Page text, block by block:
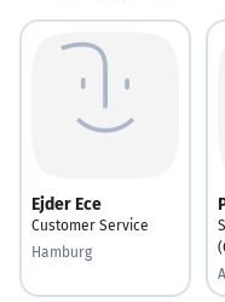
Ejder Ece
Customer Service
Hamburg